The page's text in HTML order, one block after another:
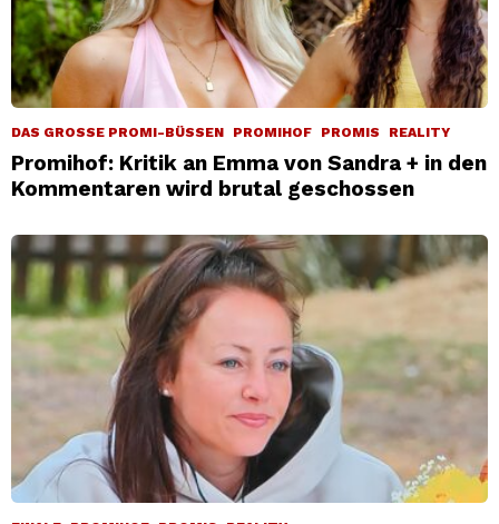
DAS GROSSE PROMI-BÜSSEN PROMIHOF PROMIS REALITY
Promihof: Kritik an Emma von Sandra + in den
Kommentaren wird brutal geschossen